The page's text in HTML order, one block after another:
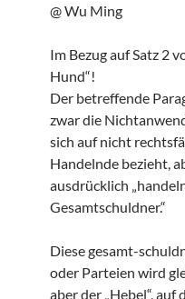
@ Wu Ming
Im Bezug auf Satz 2
Hund“!
Der betreffende
zwar die
sich auf nicht
Handelnde bezieht,
ausdrücklich
Gesamtschuldner.“
Diese gesamt-
oder Parteien wird
aber der „Hebel“,